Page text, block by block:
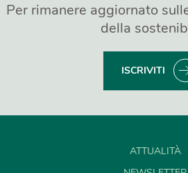
Per rimanere aggiornato
della
ISCRIVITI
ATTUALITÀ